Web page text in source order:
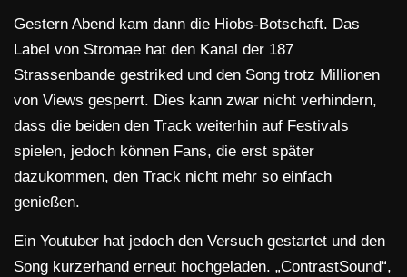
Gestern Abend kam dann die Hiobs-Botschaft. Das
Label von Stromae hat den Kanal der 187
Strassenbande gestriked und den Song trotz Millionen
von Views gesperrt. Dies kann zwar nicht verhindern,
dass die beiden den Track weiterhin auf Festivals
spielen, jedoch können Fans, die erst später
dazukommen, den Track nicht mehr so einfach
genießen.
Ein Youtuber hat jedoch den Versuch gestartet und den
Song kurzerhand erneut hochgeladen. „ContrastSound“,